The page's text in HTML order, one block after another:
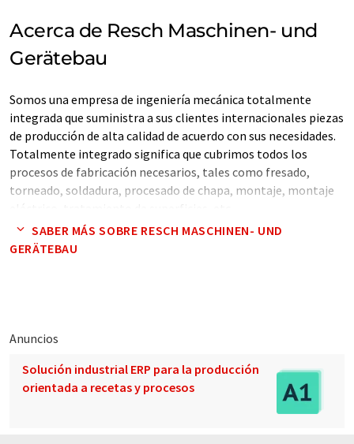
Acerca de Resch Maschinen- und
Gerätebau
Somos una empresa de ingeniería mecánica totalmente
integrada que suministra a sus clientes internacionales piezas
de producción de alta calidad de acuerdo con sus necesidades.
Totalmente integrado significa que cubrimos todos los
procesos de fabricación necesarios, tales como fresado,
torneado, soldadura, procesado de chapa, montaje, montaje
SABER MÁS SOBRE RESCH MASCHINEN- UND
GERÄTEBAU
Anuncios
Solución industrial ERP para la producción
orientada a recetas y procesos